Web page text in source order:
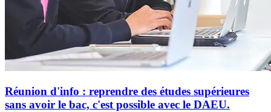
Réunion d'info : reprendre des études supérieures
sans avoir le bac, c'est possible avec le DAEU.